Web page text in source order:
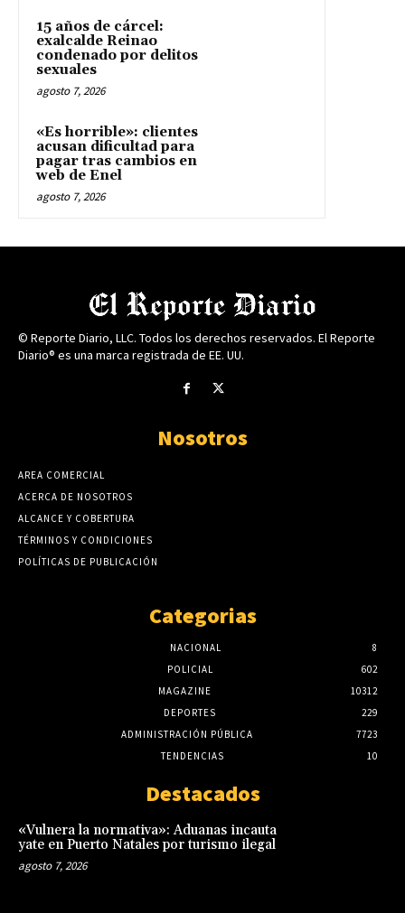
15 años de cárcel:
exalcalde Reinao
condenado por delitos
sexuales
agosto 7, 2026
«Es horrible»: clientes
acusan dificultad para
pagar tras cambios en
web de Enel
agosto 7, 2026
© Reporte Diario, LLC. Todos los derechos reservados. El Reporte
Diario® es una marca registrada de EE. UU.
Nosotros
AREA COMERCIAL
ACERCA DE NOSOTROS
ALCANCE Y COBERTURA
TÉRMINOS Y CONDICIONES
POLÍTICAS DE PUBLICACIÓN
Categorias
NACIONAL
8
POLICIAL
602
MAGAZINE
10312
DEPORTES
229
ADMINISTRACIÓN PÚBLICA
7723
TENDENCIAS
10
Destacados
«Vulnera la normativa»: Aduanas incauta
yate en Puerto Natales por turismo ilegal
agosto 7, 2026